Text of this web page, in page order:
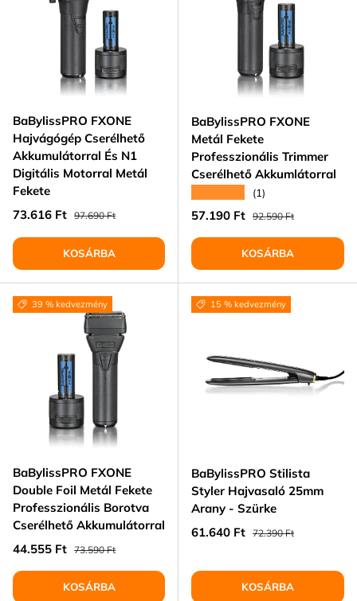
BaBylissPRO FXONE
Hajvágógép Cserélhető
Akkumulátorral És N1
Digitális Motorral Metál
Fekete
Eladási ár
73.616 Ft Normál ár
97.690 Ft
KOSÁRBA
BaBylissPRO FXONE
Metál Fekete
Professzionális Trimmer
Cserélhető Akkumlátorral
(1)
Eladási ár
57.190 Ft Normál ár
92.590 Ft
KOSÁRBA
39 % kedvezmény
BaBylissPRO FXONE
Double Foil Metál Fekete
Professzionális Borotva
Cserélhető Akkumulátorral
Eladási ár
44.555 Ft Normál ár
73.590 Ft
KOSÁRBA
15 % kedvezmény
BaBylissPRO Stilista
Styler Hajvasaló 25mm
Arany - Szürke
Eladási ár
61.640 Ft Normál ár
72.390 Ft
KOSÁRBA